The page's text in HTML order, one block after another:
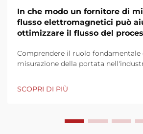
In che modo un fornitore di
flusso elettromagnetici può
ottimizzare il flusso del
Comprendere il ruolo fondamentale
misurazione della portata
misurazione precisa della portata
necessità, ma un vantaggio
SCOPRI DI PIÙ